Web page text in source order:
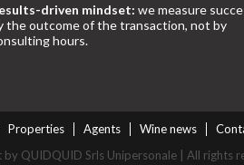
driven mindset: we measure
the outcome of the transaction, not by
hours.
Properties Agents Wine news
by QUIDQUID Srls Unipersonale | All rights